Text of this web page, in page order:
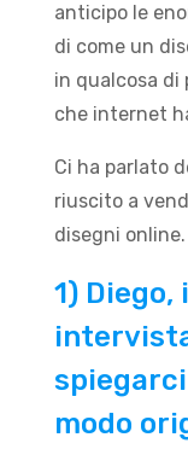
anticipo le
di come un
in qualcosa di
che internet
Ci ha parlato
riuscito a
disegni online.
1)
modo